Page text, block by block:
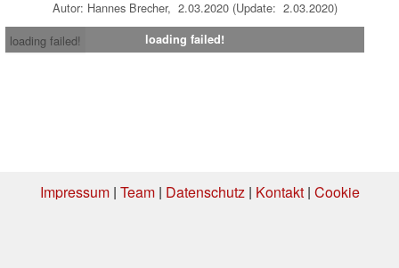
Autor: Hannes Brecher, 2.03.2020 (Update: 2.03.2020)
loading failed!
loading failed!
Impressum| Team| Datenschutz| Kontakt| Cookie